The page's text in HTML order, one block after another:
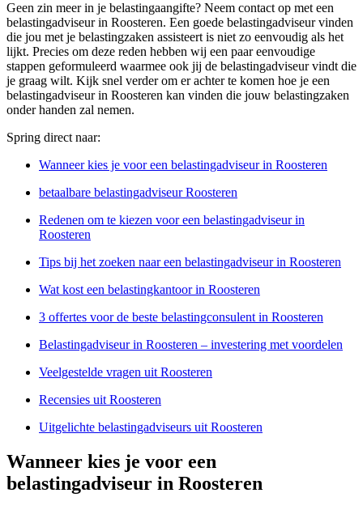
Geen zin meer in je belastingaangifte? Neem contact op met een
belastingadviseur in Roosteren. Een goede belastingadviseur vinden
die jou met je belastingzaken assisteert is niet zo eenvoudig als het
lijkt. Precies om deze reden hebben wij een paar eenvoudige
stappen geformuleerd waarmee ook jij de belastingadviseur vindt die
je graag wilt. Kijk snel verder om er achter te komen hoe je een
belastingadviseur in Roosteren kan vinden die jouw belastingzaken
onder handen zal nemen.
Spring direct naar:
Wanneer kies je voor een belastingadviseur in Roosteren
betaalbare belastingadviseur Roosteren
Redenen om te kiezen voor een belastingadviseur in
Roosteren
Tips bij het zoeken naar een belastingadviseur in Roosteren
Wat kost een belastingkantoor in Roosteren
3 offertes voor de beste belastingconsulent in Roosteren
Belastingadviseur in Roosteren – investering met voordelen
Veelgestelde vragen uit Roosteren
Recensies uit Roosteren
Uitgelichte belastingadviseurs uit Roosteren
Wanneer kies je voor een
belastingadviseur in Roosteren